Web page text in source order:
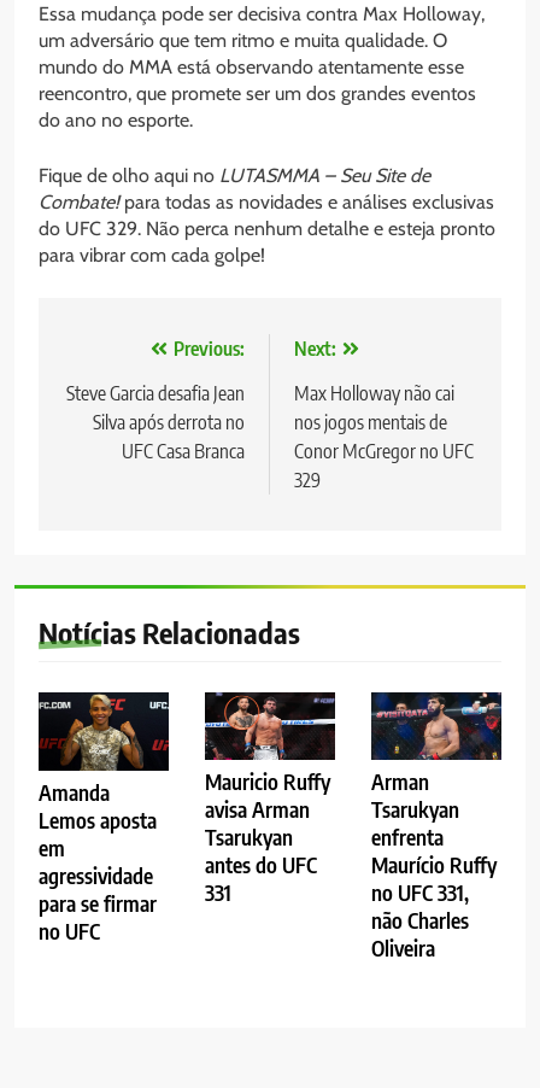
Essa mudança pode ser decisiva contra Max Holloway,
um adversário que tem ritmo e muita qualidade. O
mundo do MMA está observando atentamente esse
reencontro, que promete ser um dos grandes eventos
do ano no esporte.
Fique de olho aqui no LUTASMMA – Seu Site de
Combate!para todas as novidades e análises exclusivas
do UFC 329. Não perca nenhum detalhe e esteja pronto
para vibrar com cada golpe!
Navegação
de
Post
Previous:
Steve Garcia desafia Jean
Silva após derrota no
UFC Casa Branca
Next:
Max Holloway não cai
nos jogos mentais de
Conor McGregor no UFC
329
Notícias Relacionadas
Amanda
Lemos aposta
em
agressividade
para se firmar
no UFC
Mauricio Ruffy
avisa Arman
Tsarukyan
antes do UFC
331
Arman
Tsarukyan
enfrenta
Maurício Ruffy
no UFC 331,
não Charles
Oliveira